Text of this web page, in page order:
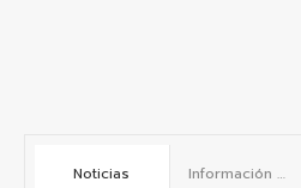
Noticias Información básica